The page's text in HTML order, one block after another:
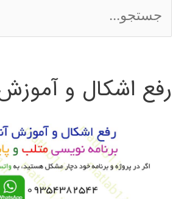
در
Matlab
س
ج
رفع اشکال و